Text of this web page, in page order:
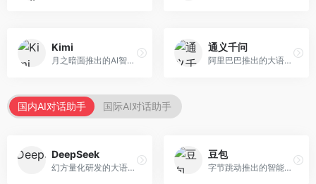
Kimi
月之暗面推出的AI智能助手，核心优势在于超长文本处理能力，支持20万字以上文档分析。面向学术研究者、职场人士和内容创作者，提供文档解读、PPT生成、联网搜索等综合服务。
通义千问
阿里巴巴推出的大语言模型平台，提供对话问答、文档处理、图像理解、代码编写等全方位AI服务。面向企业用户和个人开发者，集成阿里云生态，支持多模态交互，企业级安全保障。
国内AI对话助手 国际AI对话助手
DeepSeek
幻方量化研发的大语言模型平台，专注于深度推理和代码生成能力。面向开发者、研究人员和技术爱好者，提供强大的逻辑推理和数学计算功能，开源生态完善，API接口友好。
豆包
字节跳动推出的智能对话助手平台，提供文本创作、知识问答、英语学习等多种AI服务。面向普通用户和内容创作者，支持多轮对话和文件解析，免费使用，响应速度快，中文理解能力强。